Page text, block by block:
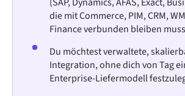
die mit Commerce, PIM, CRM,
Finance verbunden bleiben
Du möchtest verwaltete,
Integration, ohne dich von Tag
Enterprise-Liefermodell